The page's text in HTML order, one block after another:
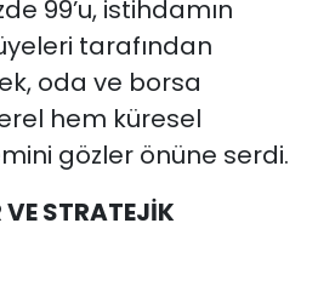
99’u, istihdamın
tarafından
oda ve borsa
hem küresel
gözler önüne serdi.
VE STRATEJİK